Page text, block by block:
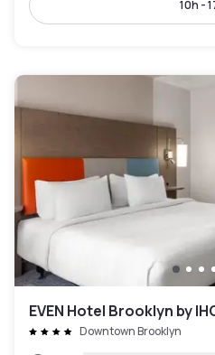
10h -
EVEN Hotel Brooklyn by
Downtown Brooklyn